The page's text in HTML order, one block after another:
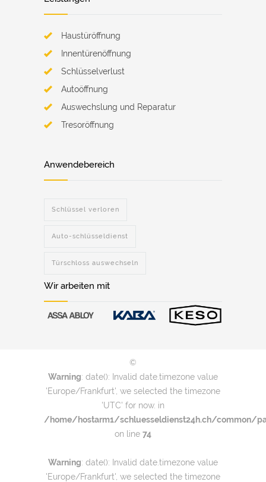
Haustüröffnung
Innentürenöffnung
Schlüsselverlust
Autoöffnung
Auswechslung und Reparatur
Tresoröffnung
Anwendebereich
Schlüssel verloren
Auto-schlüsseldienst
Türschloss auswechseln
Wir arbeiten mit
©
Warning: date(): Invalid date.timezone value
'Europe/Frankfurt', we selected the timezone
'UTC' for now. in
/home/hostarm1/schluesseldienst24h.ch/common/
on line 74
Warning: date(): Invalid date.timezone value
'Europe/Frankfurt', we selected the timezone